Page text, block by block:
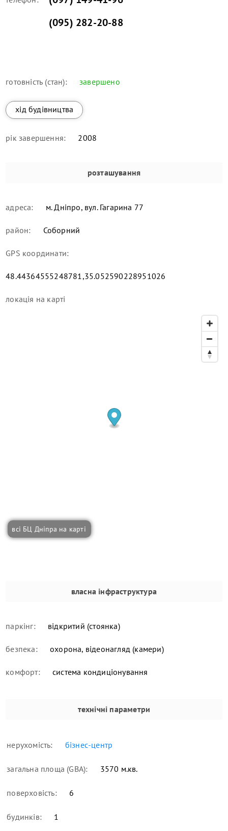
(095) 282-20-88
готовність (стан): завершено
хід будівництва
рік завершення: 2008
розташування
адреса: м. Дніпро, вул. Гагарина 77
район: Соборний
GPS координати:
48.44364555248781,35.052590228951026
локація на карті
всі БЦ Дніпра на карті
власна інфраструктура
паркінг: відкритий (стоянка)
безпека: охорона, відеонагляд (камери)
комфорт: система кондиціонування
технічні параметри
нерухомість: бізнес-центр
загальна площа (GBA): 3570 м.кв.
поверховість: 6
будинків: 1